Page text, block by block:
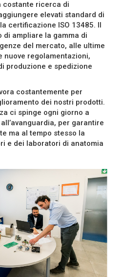
costante ricerca di
elevati standard di
certificazione ISO 13485. Il
di ampliare la gamma di
del mercato, alle ultime
nuove regolamentazioni,
produzione e spedizione
costantemente per
dei nostri prodotti.
ci spinge ogni giorno a
per garantire
ma al tempo stesso la
e dei laboratori di anatomia